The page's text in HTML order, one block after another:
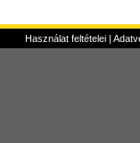
Használat feltételei|